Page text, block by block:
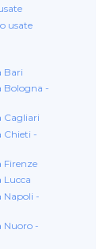
usate
Bari
Bologna -
Cagliari
Chieti -
Firenze
Lucca
Napoli -
Nuoro -